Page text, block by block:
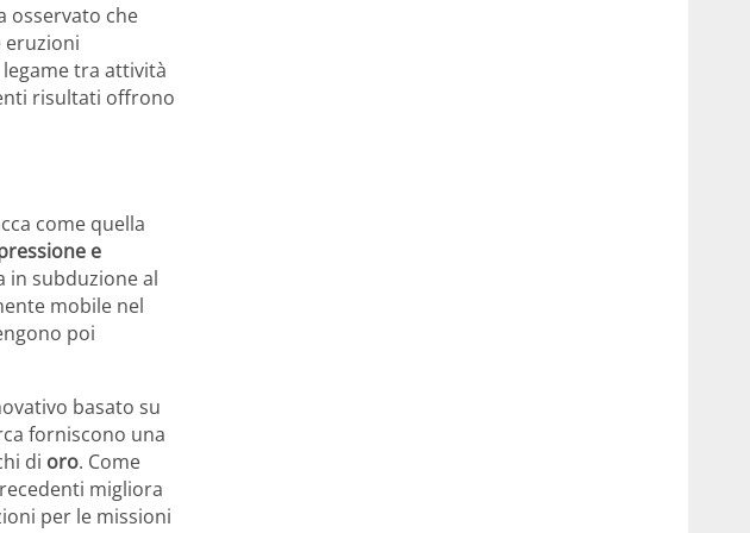
osservato che
eruzioni
legame tra attività
risultati offrono
come quella
e
in subduzione al
mobile nel
poi
basato su
forniscono una
di oro. Come
migliora
per le missioni